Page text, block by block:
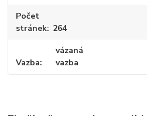
Počet
stránek 264
Vazba
vázaná
vazba